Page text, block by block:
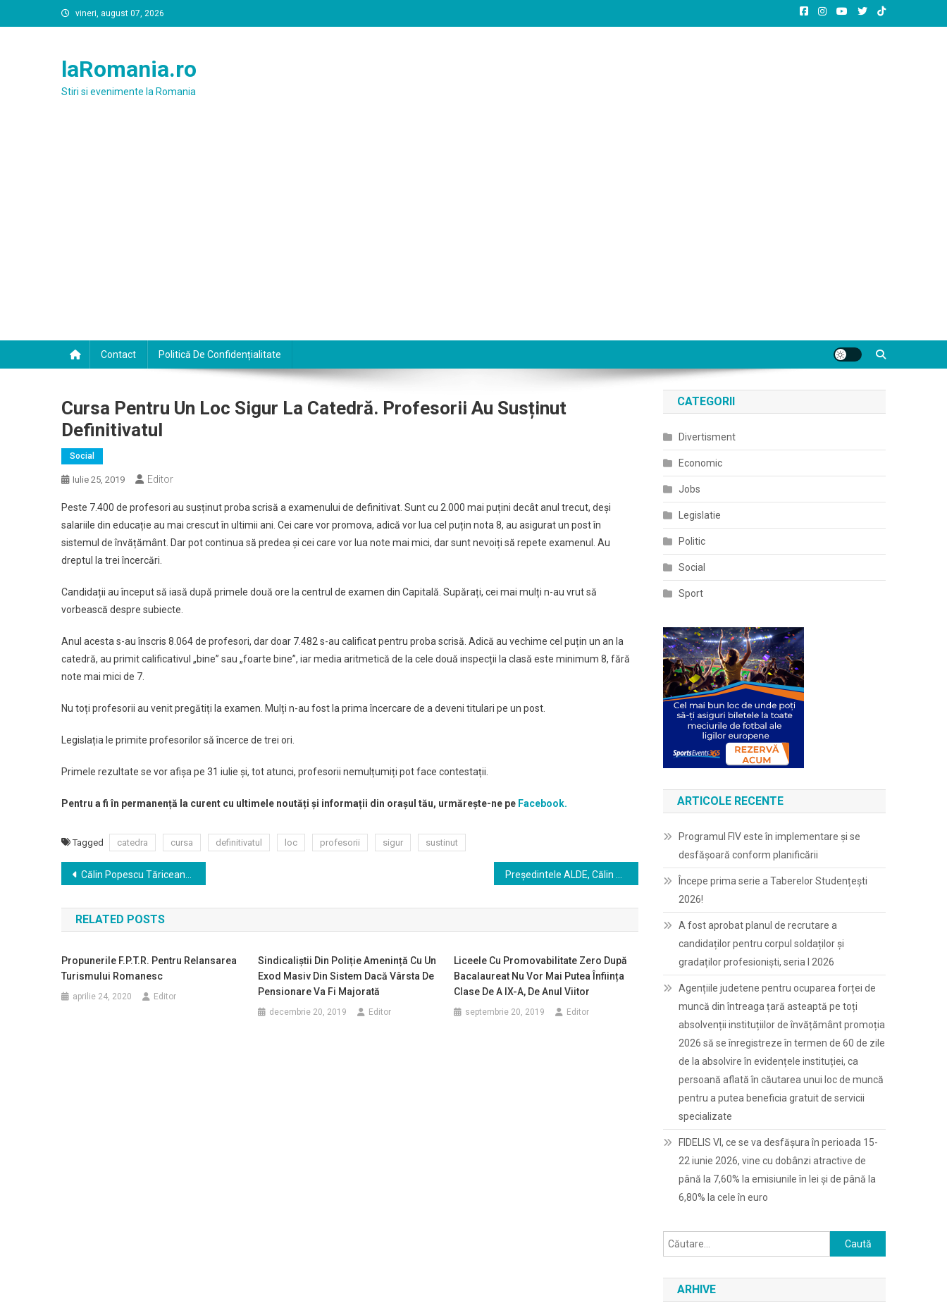
to
vineri, august 07, 2026
laRomania.ro
Stiri si evenimente la Romania
Contact Politică De Confidențialitate
Cursa Pentru Un Loc Sigur La Catedră. Profesorii Au Susținut
Definitivatul
Social
Iulie 25, 2019 Editor
Peste 7.400 de profesori au susținut proba scrisă a examenului de definitivat. Sunt cu 2.000 mai puțini decât anul trecut, deși
salariile din educație au mai crescut în ultimii ani. Cei care vor promova, adică vor lua cel puțin nota 8, au asigurat un post în
sistemul de învățământ. Dar pot continua să predea și cei care vor lua note mai mici, dar sunt nevoiți să repete examenul. Au
dreptul la trei încercări.
Candidații au început să iasă după primele două ore la centrul de examen din Capitală. Supărați, cei mai mulți n-au vrut să
vorbească despre subiecte.
Anul acesta s-au înscris 8.064 de profesori, dar doar 7.482 s-au calificat pentru proba scrisă. Adică au vechime cel puțin un an la
catedră, au primit calificativul „bine” sau „foarte bine”, iar media aritmetică de la cele două inspecții la clasă este minimum 8, fără
note mai mici de 7.
Nu toți profesorii au venit pregătiți la examen. Mulți n-au fost la prima încercare de a deveni titulari pe un post.
Legislația le primite profesorilor să încerce de trei ori.
Primele rezultate se vor afișa pe 31 iulie și, tot atunci, profesorii nemulțumiți pot face contestații.
Pentru a fi în permanență la curent cu ultimele noutăți și informații din orașul tău, urmărește-ne pe Facebook.
Tagged catedra cursa definitivatul loc profesorii sigur sustinut
Navigare
în
articole
Călin Popescu Tăriceanu își anunță oficial candidatura la președinție și face previziuni sumbre pentru viitorul coaliției de guvernare.
RELATED POSTS
Propunerile F.P.T.R. Pentru Relansarea
Turismului Romanesc
aprilie 24, 2020 Editor
Sindicaliștii Din Poliție Amenință Cu Un
Exod Masiv Din Sistem Dacă Vârsta De
Pensionare Va Fi Majorată
decembrie 20, 2019 Editor
Liceele Cu Promovabilitate Zero După
Bacalaureat Nu Vor Mai Putea Înființa
Clase De A IX-A, De Anul Viitor
septembrie 20, 2019 Editor
CATEGORII
Divertisment
Economic
Jobs
Legislatie
Politic
Social
Sport
ARTICOLE RECENTE
Programul FIV este în implementare și se
desfășoară conform planificării
Începe prima serie a Taberelor Studențești
2026!
A fost aprobat planul de recrutare a
candidaților pentru corpul soldaților și
gradaților profesioniști, seria I 2026
Agențiile judetene pentru ocuparea forței de
muncă din întreaga țară asteaptă pe toți
absolvenții instituțiilor de învățământ promoția
2026 să se înregistreze în termen de 60 de zile
de la absolvire în evidențele instituției, ca
persoană aflată în căutarea unui loc de muncă
pentru a putea beneficia gratuit de servicii
specializate
FIDELIS VI, ce se va desfășura în perioada 15-
22 iunie 2026, vine cu dobânzi atractive de
până la 7,60% la emisiunile în lei și de până la
6,80% la cele în euro
Caută
după:
ARHIVE